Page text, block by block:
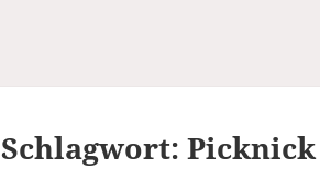
Schlagwort:Picknick